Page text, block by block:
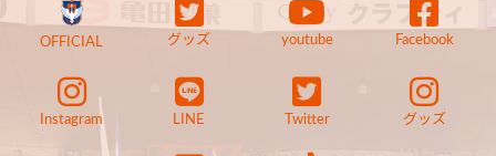
OFFICIAL グッズ youtube Facebook
Instagram LINE Twitter グッズ